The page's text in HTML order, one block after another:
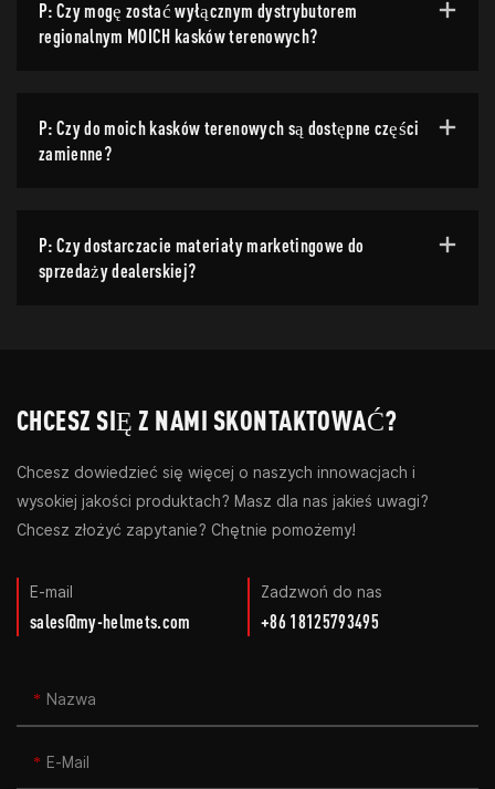
P: Czy mogę zostać wyłącznym dystrybutorem
regionalnym MOICH kasków terenowych?
P: Czy do moich kasków terenowych są dostępne części
zamienne?
P: Czy dostarczacie materiały marketingowe do
sprzedaży dealerskiej?
CHCESZ SIĘ Z NAMI SKONTAKTOWAĆ?
Chcesz dowiedzieć się więcej o naszych innowacjach i
wysokiej jakości produktach? Masz dla nas jakieś uwagi?
Chcesz złożyć zapytanie? Chętnie pomożemy!
E-mail
sales@my-helmets.com
Zadzwoń do nas
+86 18125793495
Nazwa
E-Mail